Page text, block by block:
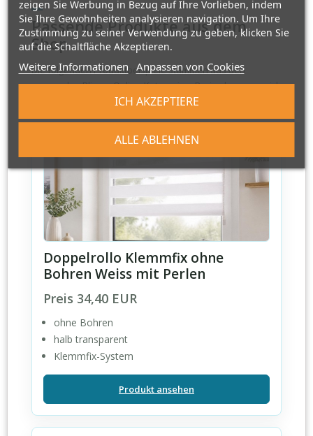
Passende Produkte aus dem
Shop
Die folgenden Produktbeispiele stammen aus den
passenden PlisseeOnline-Kategorien. Preise koennen sich
je nach Mass, Ausfuehrung und Auswahl aendern.
Doppelrollo Klemmfix ohne
Bohren Weiss mit Perlen
Preis 34,40 EUR
ohne Bohren
halb transparent
Klemmfix-System
Produkt ansehen
zeigen Sie Werbung in Bezug auf Ihre Vorlieben, indem
Sie Ihre Gewohnheiten analysieren navigation. Um Ihre
Zustimmung zu seiner Verwendung zu geben, klicken Sie
auf die Schaltfläche Akzeptieren.
Weitere Informationen Anpassen von Cookies
ALLE ABLEHNEN
ICH AKZEPTIERE